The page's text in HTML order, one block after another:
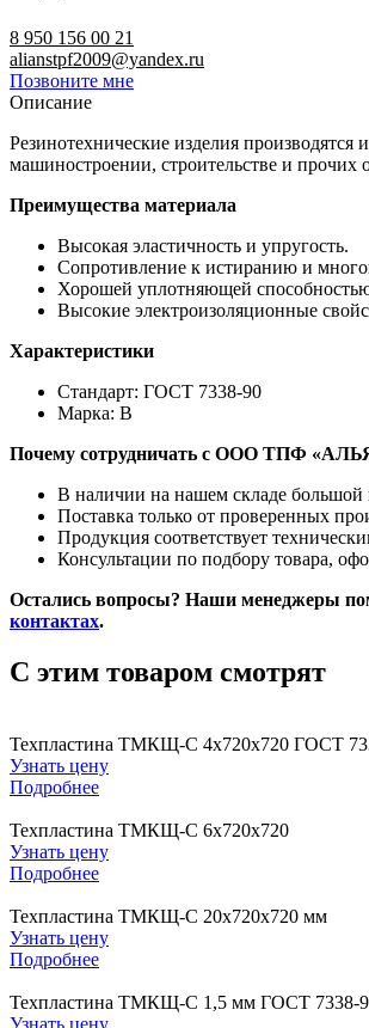
8 950 156 00 21
alianstpf2009@yandex.ru
Позвоните мне
Описание
Резинотехнические изделия
машиностроении, строительстве и прочих
Преимущества материала
Высокая эластичность и упругость.
Сопротивление к истиранию и
Хорошей уплотняющей
Высокие электроизоляционные
Характеристики
Стандарт: ГОСТ 7338-90
Марка: В
Почему сотрудничать с ООО ТПФ
В наличии на нашем складе большой
Поставка только от проверенных
Продукция соответствует
Консультации по подбору товара,
Остались вопросы? Наши менеджеры
контактах.
C этим товаром смотрят
Техпластина ТМКЩ-С 4х720х720 ГОСТ
Узнать цену
Подробнее
Техпластина ТМКЩ-С 6х720х720
Узнать цену
Подробнее
Техпластина ТМКЩ-С 20х720х720 мм
Узнать цену
Подробнее
Техпластина ТМКЩ-С 1,5 мм ГОСТ 7338-